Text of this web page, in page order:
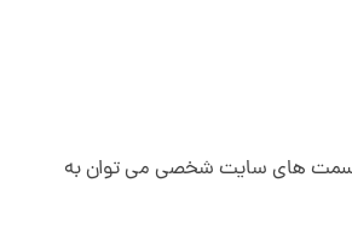
قسمت های سایت شخصی می توان به